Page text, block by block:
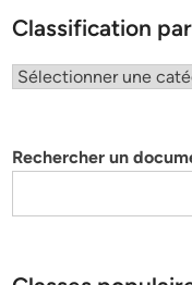
Classification
Classification
Rechercher un